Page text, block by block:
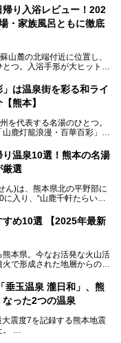
り入浴レビュー！202
・家族風呂ともに徹底
山麓の北端付近に位置し、
つ。入浴手形が大ヒット
は露天風呂を持たないもの
月に営業再開。数多くの
す。
し、全浴室(男女別大浴
」は温泉街を彩る和ライ
熊本】
を代表する名湯のひとつ。
鹿灯籠浪漫・百華百彩」
用いて、和情緒たっぷりの
す。
元九州在住の筆者が、その
イベントや立ち寄り湯も併
温泉10選！熊本の名湯
厳選
ん)は、熊本県北の平野部に
入り、“山鹿千軒たらいな
評があります。
私が実際に入浴した中か
し、合計10施設を厳選して
して下さいね！
め10選 【2025年最新
本県。今なお活発な火山活
で形成された地層からの湧
ろから温泉が湧いている温
名温泉、黒川温泉、人吉温
かでも注目のスーパー銭湯
垂玉温泉 瀧日和」、熊
った2つの温泉
震度7を記録する熊本地震